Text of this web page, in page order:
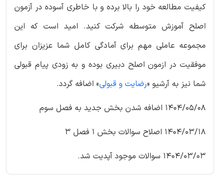
کیفیت مطالعه خود را بالا برده و با خاطری آسوده در آزمون
اصلح آموزش متوسطه شرکت کنید. امید است که این
مجموعه عاملی مهم برای آمادگی کامل شما عزیزان برای
موفقیت در ازمون اصلح دبیری بوده و به زودی پیام قبولی
شما نیز به آرشیو «رضایت و قبولی» اضافه گردد.
1404/05/08 اضافه شدن بخش جدید به فصل سوم
1404/03/18 اصلاح سوالات بخش 1 فصل 3
1404/03/03 سوالات موجود آپدیت شد.